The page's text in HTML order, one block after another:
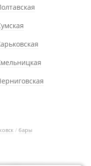
/ бары